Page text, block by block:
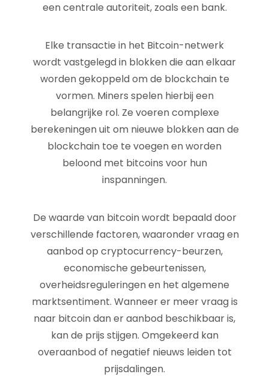
een centrale autoriteit, zoals een bank.
Elke transactie in het Bitcoin-netwerk
wordt vastgelegd in blokken die aan elkaar
worden gekoppeld om de blockchain te
vormen. Miners spelen hierbij een
belangrijke rol. Ze voeren complexe
berekeningen uit om nieuwe blokken aan de
blockchain toe te voegen en worden
beloond met bitcoins voor hun
inspanningen.
De waarde van bitcoin wordt bepaald door
verschillende factoren, waaronder vraag en
aanbod op cryptocurrency-beurzen,
economische gebeurtenissen,
overheidsreguleringen en het algemene
marktsentiment. Wanneer er meer vraag is
naar bitcoin dan er aanbod beschikbaar is,
kan de prijs stijgen. Omgekeerd kan
overaanbod of negatief nieuws leiden tot
prijsdalingen.